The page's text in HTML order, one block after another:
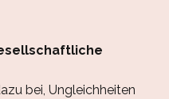
bei, Ungleichheiten